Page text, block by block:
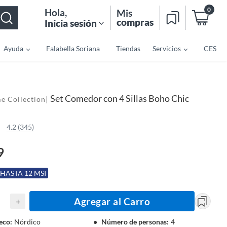
Hola,
Inicia sesión
Mis
compras
0
Ayuda Falabella Soriana Tiendas Servicios CES
Collection | Set Comedor con 4 Sillas Boho Chic
4.2 (345)
12 MSI
+ Agregar al Carro
: Nórdico Número de personas: 4